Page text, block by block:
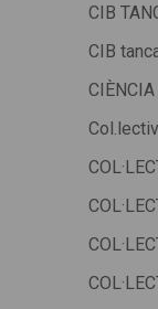
CIB
CIB